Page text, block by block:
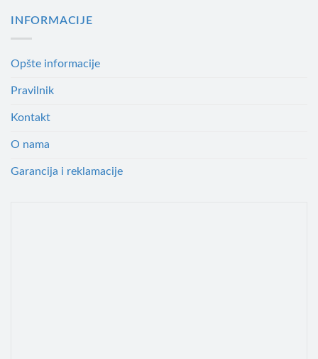
INFORMACIJE
Opšte informacije
Pravilnik
Kontakt
O nama
Garancija i reklamacije